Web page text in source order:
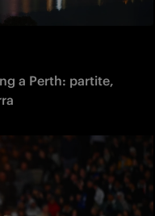
a Perth: partite,